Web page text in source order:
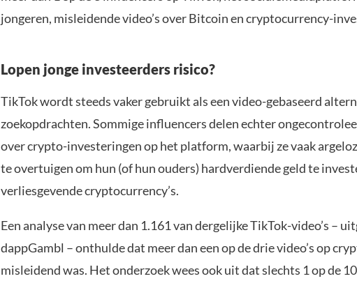
jongeren, misleidende video’s over Bitcoin en cryptocurrency-
Lopen jonge investeerders risico?
TikTok wordt steeds vaker gebruikt als een video-gebaseerd
zoekopdrachten. Sommige influencers delen echter
over crypto-investeringen op het platform, waarbij ze vaak
te overtuigen om hun (of hun ouders) hardverdiende geld te
verliesgevende cryptocurrency’s.
Een analyse van meer dan 1.161 van dergelijke TikTok-video’s –
dappGambl – onthulde dat meer dan een op de drie video’s op
misleidend was. Het onderzoek wees ook uit dat slechts 1 op de